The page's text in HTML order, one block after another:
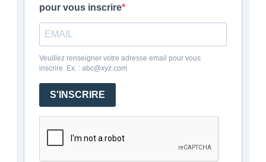
pour vous inscrire
Veuillez renseigner votre adresse email pour vous
inscrire. Ex. : abc@xyz.com
S'INSCRIRE